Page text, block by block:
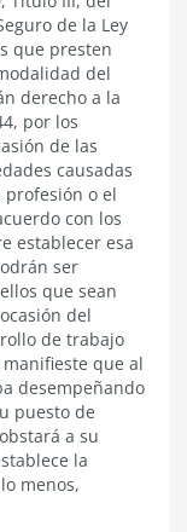
de la Ley
que presten
del
derecho a la
por los
de las
causadas
o el
con los
establecer esa
ser
que sean
del
de trabajo
que al
desempeñando
puesto de
a su
la
menos,